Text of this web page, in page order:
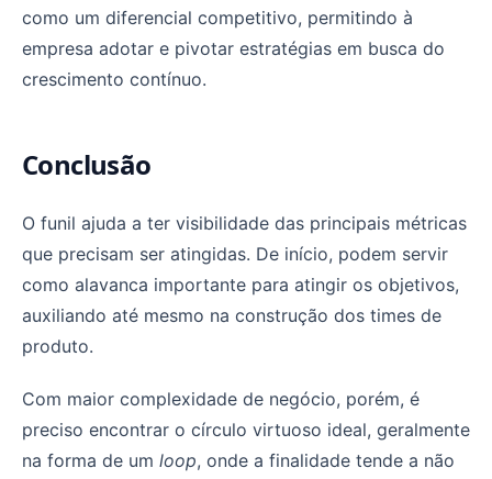
como um diferencial competitivo, permitindo à
empresa adotar e pivotar estratégias em busca do
crescimento contínuo.
Conclusão
O funil ajuda a ter visibilidade das principais métricas
que precisam ser atingidas. De início, podem servir
como alavanca importante para atingir os objetivos,
auxiliando até mesmo na construção dos times de
produto.
Com maior complexidade de negócio, porém, é
preciso encontrar o círculo virtuoso ideal, geralmente
na forma de um loop, onde a finalidade tende a não